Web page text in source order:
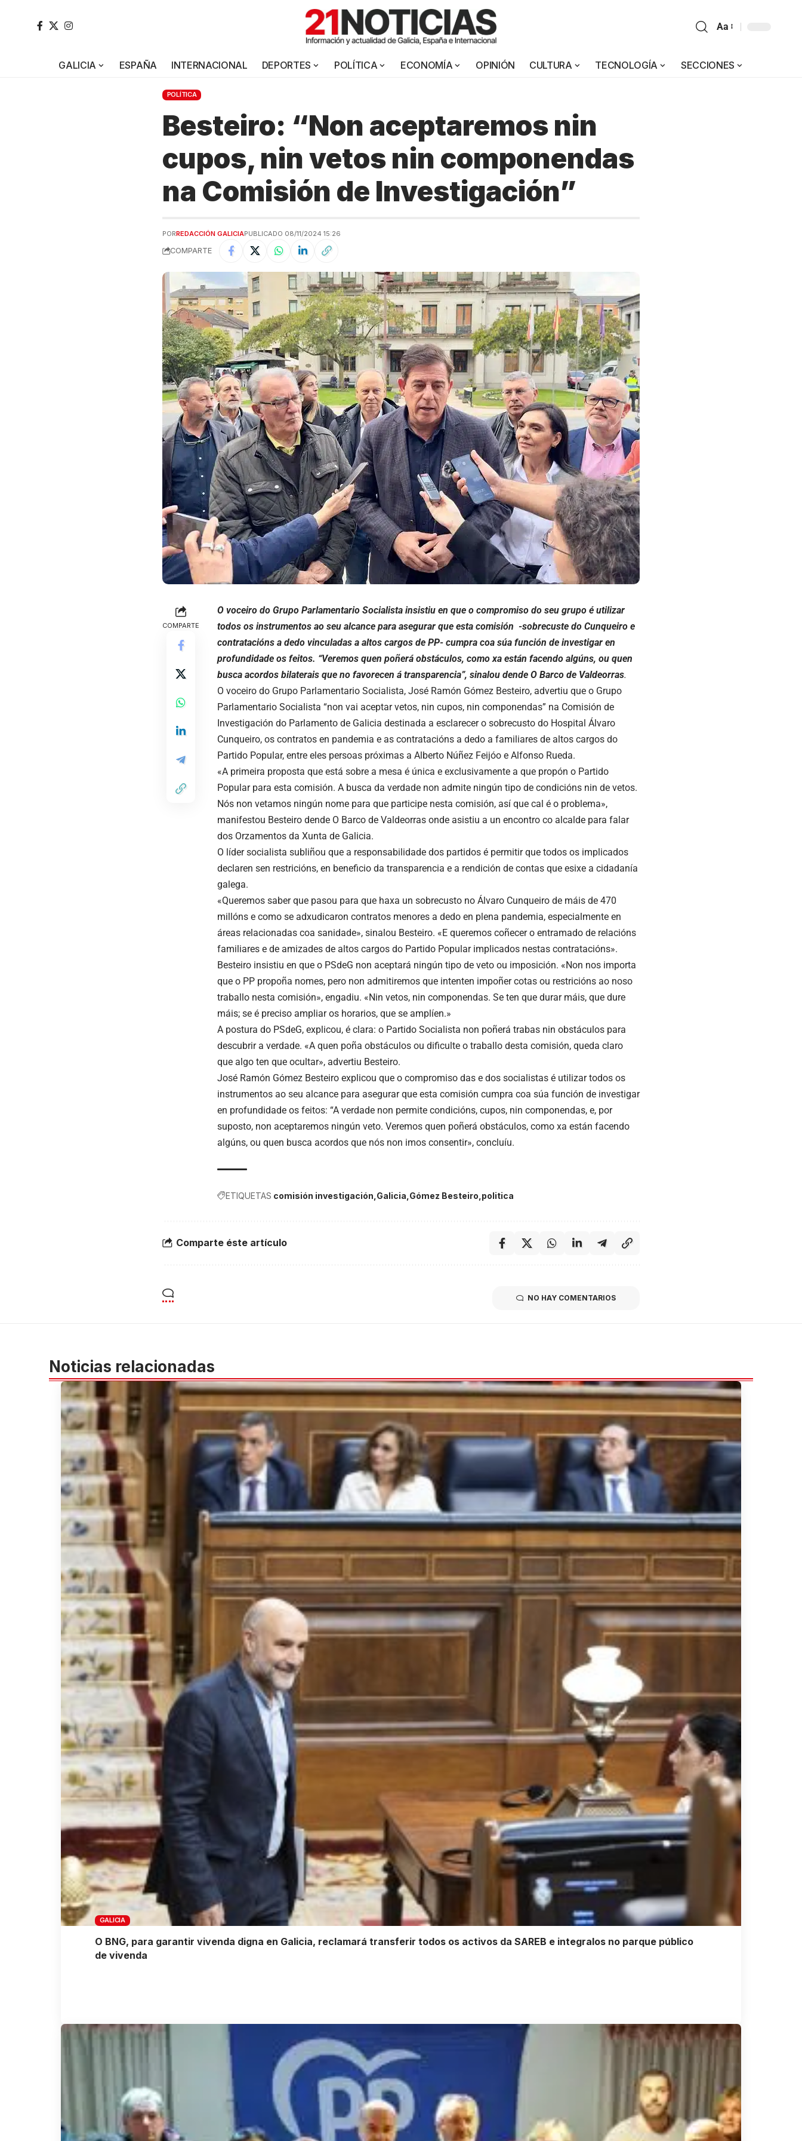
Aa
GALICIA ESPAÑA INTERNACIONAL DEPORTES POLÍTICA ECONOMÍA OPINIÓN CULTURA TECNOLOGÍA SECCIONES
POLÍTICA
Besteiro: “Non aceptaremos nin
cupos, nin vetos nin componendas
na Comisión de Investigación”
PORREDACCIÓN GALICIAPUBLICADO 08/11/2024 15:26
COMPARTE
COMPARTE
O voceiro do Grupo Parlamentario Socialista insistiu en que o compromiso do seu grupo é utilizar
todos os instrumentos ao seu alcance para asegurar que esta comisión -sobrecuste do Cunqueiro e
contratacións a dedo vinculadas a altos cargos de PP- cumpra coa súa función de investigar en
profundidade os feitos. “Veremos quen poñerá obstáculos, como xa están facendo algúns, ou quen
busca acordos bilaterais que no favorecen á transparencia”, sinalou dende O Barco de Valdeorras.
O voceiro do Grupo Parlamentario Socialista, José Ramón Gómez Besteiro, advertiu que o Grupo
Parlamentario Socialista “non vai aceptar vetos, nin cupos, nin componendas” na Comisión de
Investigación do Parlamento de Galicia destinada a esclarecer o sobrecusto do Hospital Álvaro
Cunqueiro, os contratos en pandemia e as contratacións a dedo a familiares de altos cargos do
Partido Popular, entre eles persoas próximas a Alberto Núñez Feijóo e Alfonso Rueda.
«A primeira proposta que está sobre a mesa é única e exclusivamente a que propón o Partido
Popular para esta comisión. A busca da verdade non admite ningún tipo de condicións nin de vetos.
Nós non vetamos ningún nome para que participe nesta comisión, así que cal é o problema»,
manifestou Besteiro dende O Barco de Valdeorras onde asistiu a un encontro co alcalde para falar
dos Orzamentos da Xunta de Galicia.
O líder socialista subliñou que a responsabilidade dos partidos é permitir que todos os implicados
declaren sen restricións, en beneficio da transparencia e a rendición de contas que esixe a cidadanía
galega.
«Queremos saber que pasou para que haxa un sobrecusto no Álvaro Cunqueiro de máis de 470
millóns e como se adxudicaron contratos menores a dedo en plena pandemia, especialmente en
áreas relacionadas coa sanidade», sinalou Besteiro. «E queremos coñecer o entramado de relacións
familiares e de amizades de altos cargos do Partido Popular implicados nestas contratacións».
Besteiro insistiu en que o PSdeG non aceptará ningún tipo de veto ou imposición. «Non nos importa
que o PP propoña nomes, pero non admitiremos que intenten impoñer cotas ou restricións ao noso
traballo nesta comisión», engadiu. «Nin vetos, nin componendas. Se ten que durar máis, que dure
máis; se é preciso ampliar os horarios, que se amplíen.»
A postura do PSdeG, explicou, é clara: o Partido Socialista non poñerá trabas nin obstáculos para
descubrir a verdade. «A quen poña obstáculos ou dificulte o traballo desta comisión, queda claro
que algo ten que ocultar», advertiu Besteiro.
José Ramón Gómez Besteiro explicou que o compromiso das e dos socialistas é utilizar todos os
instrumentos ao seu alcance para asegurar que esta comisión cumpra coa súa función de investigar
en profundidade os feitos: “A verdade non permite condicións, cupos, nin componendas, e, por
suposto, non aceptaremos ningún veto. Veremos quen poñerá obstáculos, como xa están facendo
algúns, ou quen busca acordos que nós non imos consentir», concluíu.
ETIQUETAS comisión investigación Galicia Gómez Besteiro politica
Comparte éste artículo
NO HAY COMENTARIOS
Noticias relacionadas
GALICIA
O BNG, para garantir vivenda digna en Galicia, reclamará transferir todos os activos da SAREB e integralos no parque público
de vivenda